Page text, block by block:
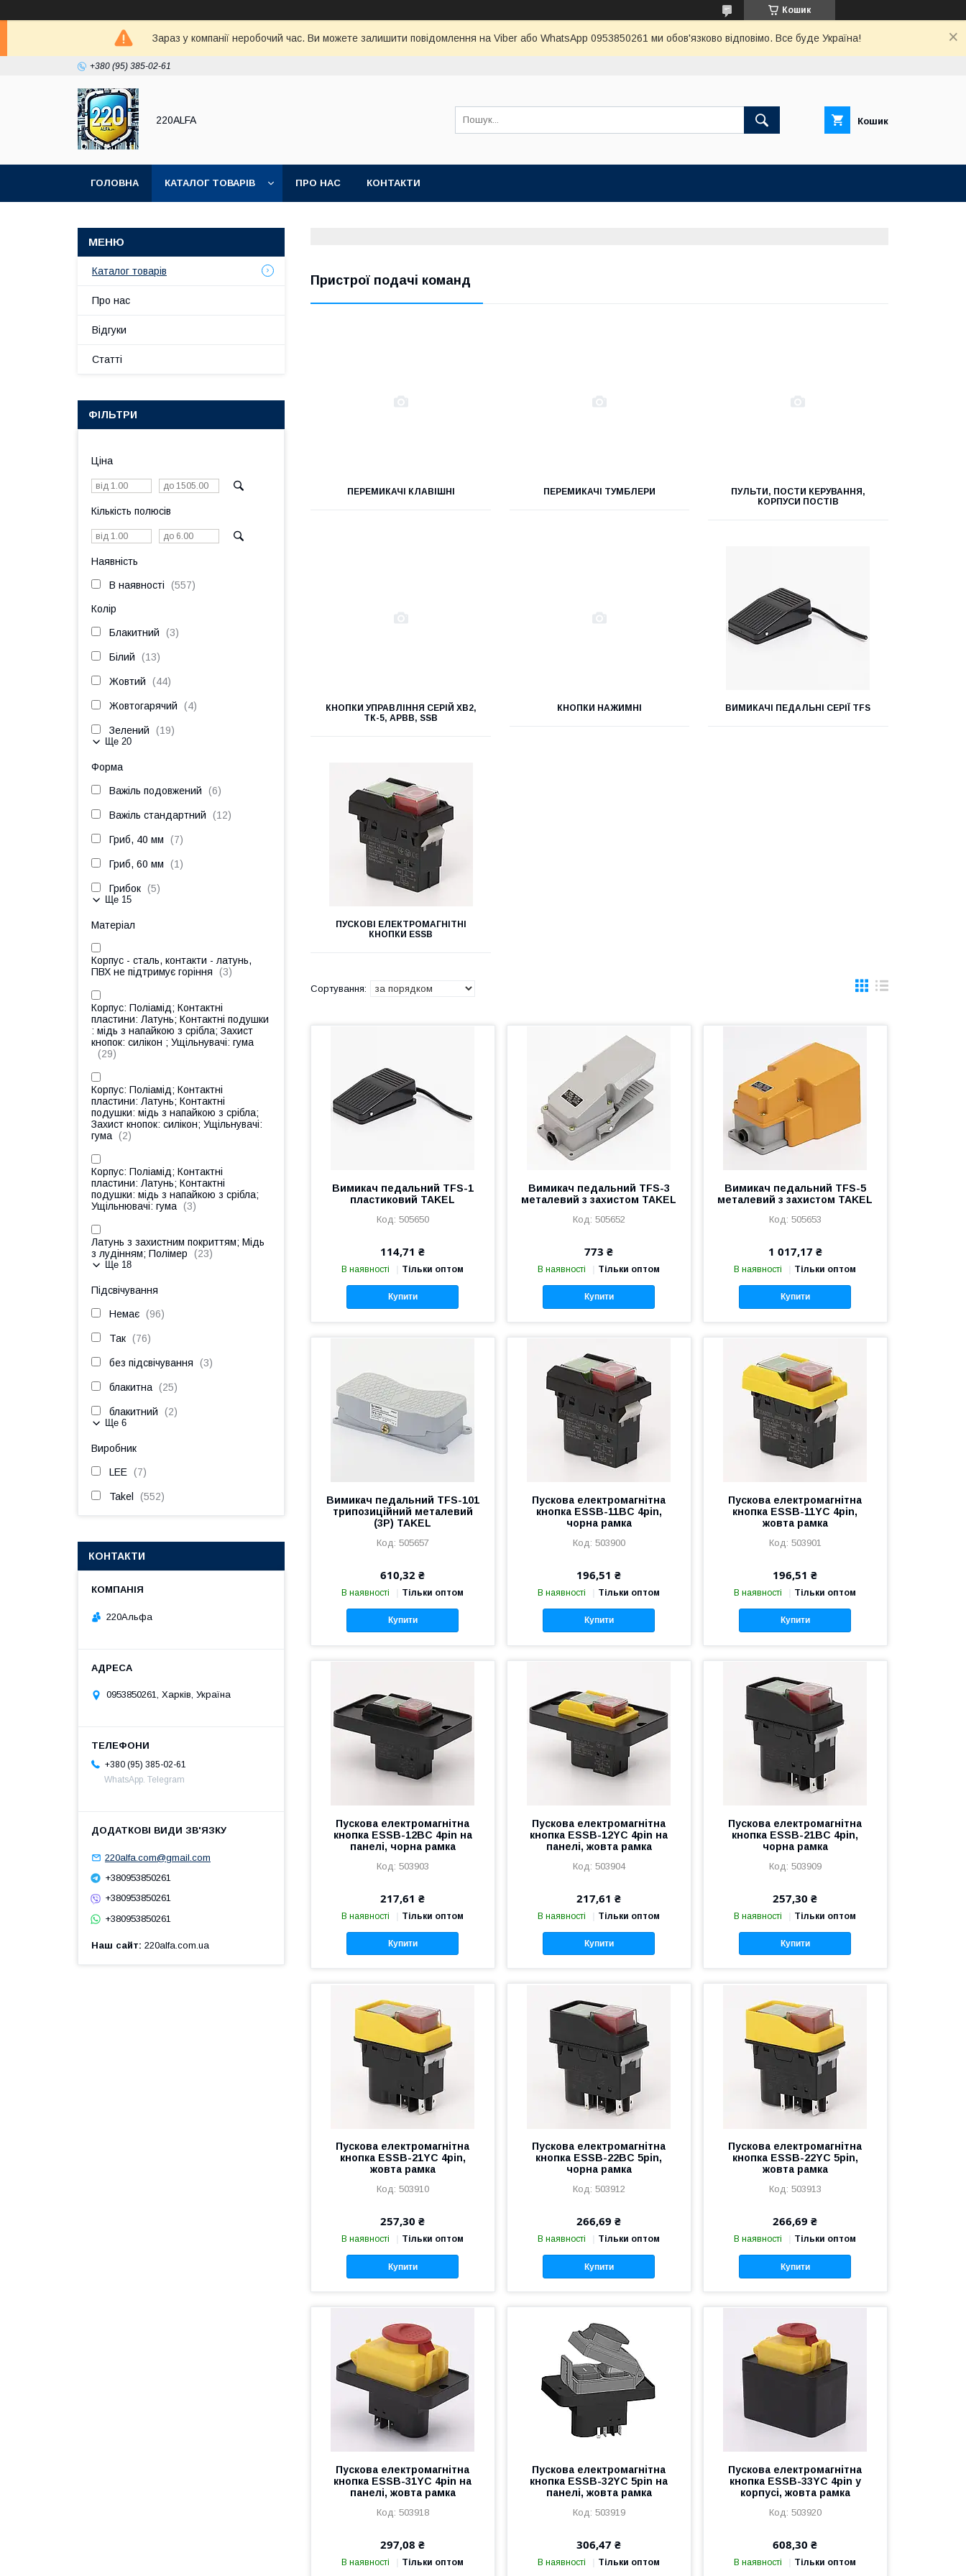
Кошик
Зараз у компанії неробочий час. Ви можете залишити повідомлення на Viber або WhatsApp 0953850261 ми обов'язково відповімо. Все буде Україна!
+380 (95) 385-02-61
220ALFA Кошик
ГОЛОВНА КАТАЛОГ ТОВАРІВ ПРО НАС КОНТАКТИ
Пристрої подачі команд
ПЕРЕМИКАЧІ КЛАВІШНІ ПЕРЕМИКАЧІ ТУМБЛЕРИ
ПУЛЬТИ, ПОСТИ КЕРУВАННЯ,
КОРПУСИ ПОСТІВ
КНОПКИ УПРАВЛІННЯ СЕРІЙ ХВ2,
ТК-5, APBB, SSB
КНОПКИ НАЖИМНІ ВИМИКАЧІ ПЕДАЛЬНІ СЕРІЇ TFS
ПУСКОВІ ЕЛЕКТРОМАГНІТНІ
КНОПКИ ESSB
Вимикач педальний TFS-1
пластиковий TAKEL
505650
114,71 ₴
В наявності Тільки оптом
Купити
Вимикач педальний TFS-3
металевий з захистом TAKEL
505652
773 ₴
В наявності Тільки оптом
Купити
Вимикач педальний TFS-5
металевий з захистом TAKEL
505653
1 017,17 ₴
В наявності Тільки оптом
Купити
Вимикач педальний TFS-101
трипозиційний металевий
(3Р) TAKEL
505657
610,32 ₴
В наявності Тільки оптом
Купити
Пускова електромагнітна
кнопка ESSB-11BC 4pin,
чорна рамка
503900
196,51 ₴
В наявності Тільки оптом
Купити
Пускова електромагнітна
кнопка ESSB-11YC 4pin,
жовта рамка
503901
196,51 ₴
В наявності Тільки оптом
Купити
Пускова електромагнітна
кнопка ESSB-12BС 4pin на
панелі, чорна рамка
503903
217,61 ₴
В наявності Тільки оптом
Купити
Пускова електромагнітна
кнопка ESSB-12YC 4pin на
панелі, жовта рамка
503904
217,61 ₴
В наявності Тільки оптом
Купити
Пускова електромагнітна
кнопка ESSB-21BC 4pin,
чорна рамка
503909
257,30 ₴
В наявності Тільки оптом
Купити
Пускова електромагнітна
кнопка ESSB-21YC 4pin,
жовта рамка
503910
257,30 ₴
В наявності Тільки оптом
Купити
Пускова електромагнітна
кнопка ESSB-22BC 5pin,
чорна рамка
503912
266,69 ₴
В наявності Тільки оптом
Купити
Пускова електромагнітна
кнопка ESSB-22YC 5pin,
жовта рамка
503913
266,69 ₴
В наявності Тільки оптом
Купити
Пускова електромагнітна
кнопка ESSB-31YC 4pin на
панелі, жовта рамка
503918
297,08 ₴
В наявності Тільки оптом
Пускова електромагнітна
кнопка ESSB-32YC 5pin на
панелі, жовта рамка
503919
306,47 ₴
В наявності Тільки оптом
Пускова електромагнітна
кнопка ESSB-33YC 4pin у
корпусі, жовта рамка
503920
608,30 ₴
В наявності Тільки оптом
Каталог товарів
Про нас
Відгуки
Статті
ФІЛЬТРИ
Ціна
Кількість полюсів
Наявність
В наявності 557
Колір
Блакитний 3
Білий 13
Жовтий 44
Жовтогарячий 4
Зелений 19
Ще 20
Форма
Важіль подовжений 6
Важіль стандартний 12
Гриб, 40 мм 7
Гриб, 60 мм 1
Грибок 5
Ще 15
Матеріал
Корпус - сталь, контакти - латунь,
ПВХ не підтримує горіння
3
Корпус: Поліамід; Контактні
пластини: Латунь; Контактні подушки
: мідь з напайкою з срібла; Захист
кнопок: силікон ; Ущільнувачі: гума
29
Корпус: Поліамід; Контактні
пластини: Латунь; Контактні
подушки: мідь з напайкою з срібла;
Захист кнопок: силікон; Ущільнувачі:
гума
2
Корпус: Поліамід; Контактні
пластини: Латунь; Контактні
подушки: мідь з напайкою з срібла;
Ущільнювачі: гума
3
Латунь з захистним покриттям; Мідь
з лудінням; Полімер
23
Ще 18
Підсвічування
Немає 96
Так 76
без підсвічування 3
блакитна 25
блакитний 2
Ще 6
Виробник
LEE 7
Takel 552
КОНТАКТИ
220Альфа
0953850261, Харків, Україна
+380 (95) 385-02-61
WhatsApp. Telegram
220alfa.com@gmail.com
+380953850261
+380953850261
+380953850261
Наш сайт 220alfa.com.ua